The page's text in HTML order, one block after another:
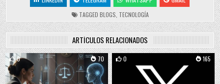
TAGGED BLOGS TECNOLOGÍA
ARTÍCULOS RELACIONADOS
0 70 0 165